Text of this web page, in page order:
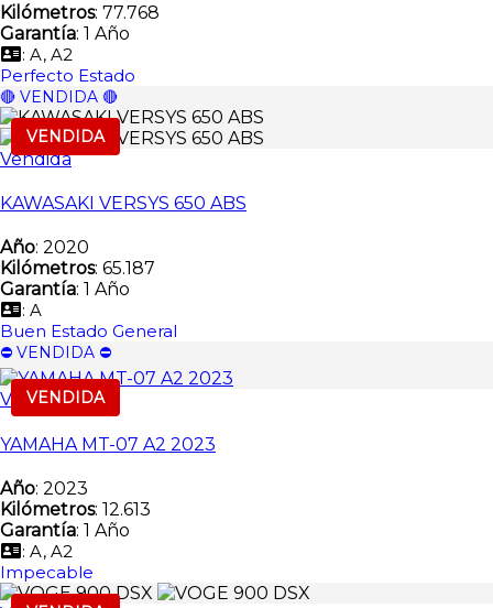
Kilómetros: 77.768
Garantía: 1 Año
: A, A2
Perfecto Estado
🔴 VENDIDA 🔴
VENDIDA
Vendida
KAWASAKI VERSYS 650 ABS
Año: 2020
Kilómetros: 65.187
Garantía: 1 Año
: A
Buen Estado General
⛔️ VENDIDA ⛔️
VENDIDA
Vendida
YAMAHA MT-07 A2 2023
Año: 2023
Kilómetros: 12.613
Garantía: 1 Año
: A, A2
Impecable